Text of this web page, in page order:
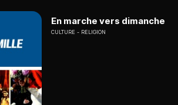
En marche vers dimanche
CULTURE RELIGION